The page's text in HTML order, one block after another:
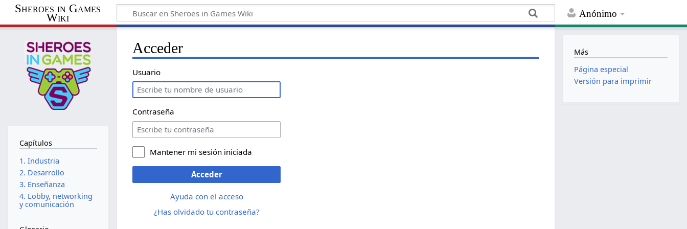
Anónimo
Sheroes in Games
Wiki
Acceder
Usuario
Contraseña
Mantener mi sesión iniciada
Acceder
Ayuda con el acceso
¿Has olvidado tu contraseña?
Capítulos
1. Industria
2. Desarrollo
3. Enseñanza
4. Lobby, networking
y comunicación
Más
Página especial
Versión para imprimir